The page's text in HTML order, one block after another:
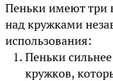
Пеньки имеют три
над кружками
использования:
Пеньки
кружков,